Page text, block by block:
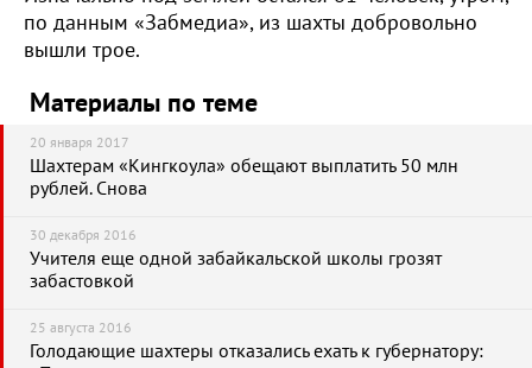
по данным «Забмедиа», из шахты добровольно
вышли трое.
Материалы по теме
20 января 2017
Шахтерам «Кингкоула» обещают выплатить 50 млн
рублей. Снова
30 декабря 2016
Учителя еще одной забайкальской школы грозят
забастовкой
25 августа 2016
Голодающие шахтеры отказались ехать к губернатору: